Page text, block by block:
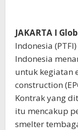
JAKARTA I
Indonesia
Indonesia
untuk kegiatan
construction
Kontrak yang
itu mencakup
smelter